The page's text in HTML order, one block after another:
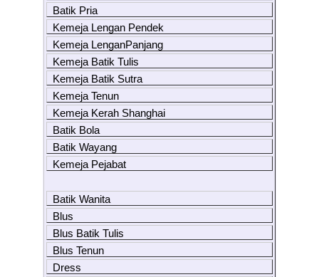
Batik Pria
Kemeja Lengan Pendek
Kemeja LenganPanjang
Kemeja Batik Tulis
Kemeja Batik Sutra
Kemeja Tenun
Kemeja Kerah Shanghai
Batik Bola
Batik Wayang
Kemeja Pejabat
Batik Wanita
Blus
Blus Batik Tulis
Blus Tenun
Dress